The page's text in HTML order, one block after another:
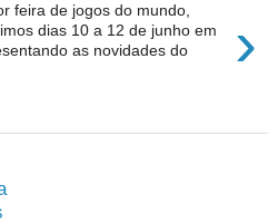
›
feira de jogos do mundo,
dias 10 a 12 de junho em
as novidades do